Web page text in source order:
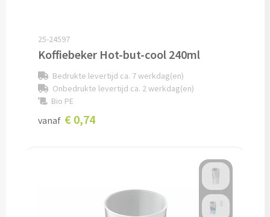
Custom made schrijfblokken
Custom made muismatten
Kantoor artikelen
Bureaulampen bedrukken
25-24597
Koffiebeker Hot-but-cool 240ml
Bedrukte levertijd ca. 7 werkdag(en)
Onbedrukte levertijd ca. 2 werkdag(en)
Bio PE
vanaf € 0,74